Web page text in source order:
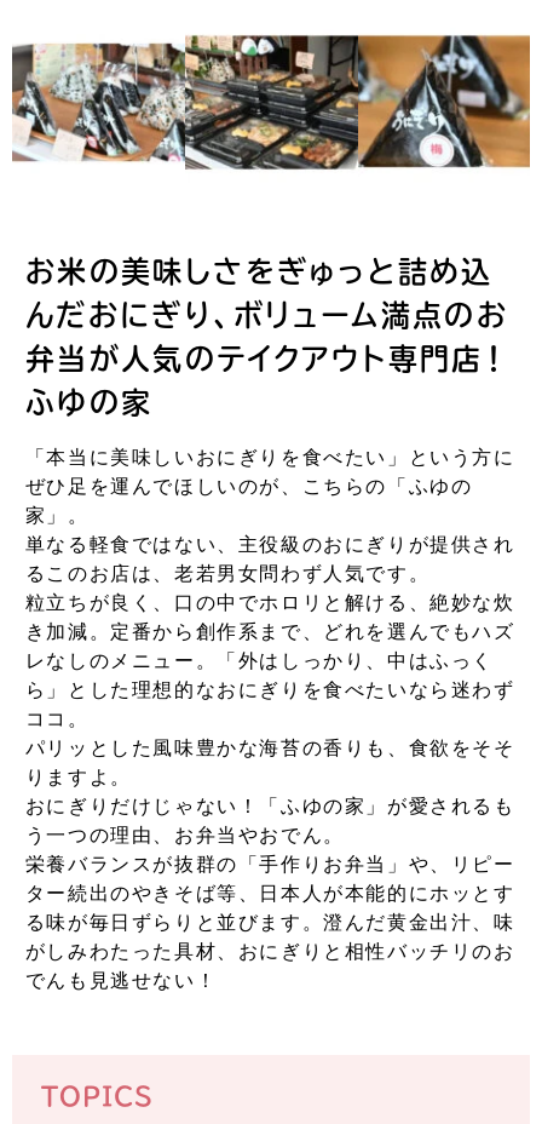
お米の美味しさをぎゅっと詰め込
んだおにぎり、ボリューム満点のお
弁当が人気のテイクアウト専門店！
ふゆの家
「本当に美味しいおにぎりを食べたい」という方に
ぜひ足を運んでほしいのが、こちらの「ふゆの
家」。
単なる軽食ではない、主役級のおにぎりが提供され
るこのお店は、老若男女問わず人気です。
粒立ちが良く、口の中でホロリと解ける、絶妙な炊
き加減。定番から創作系まで、どれを選んでもハズ
レなしのメニュー。「外はしっかり、中はふっく
ら」とした理想的なおにぎりを食べたいなら迷わず
ココ。
パリッとした風味豊かな海苔の香りも、食欲をそそ
りますよ。
おにぎりだけじゃない！「ふゆの家」が愛されるも
う一つの理由、お弁当やおでん。
栄養バランスが抜群の「手作りお弁当」や、リピー
ター続出のやきそば等、日本人が本能的にホッとす
る味が毎日ずらりと並びます。澄んだ黄金出汁、味
がしみわたった具材、おにぎりと相性バッチリのお
でんも見逃せない！
TOPICS